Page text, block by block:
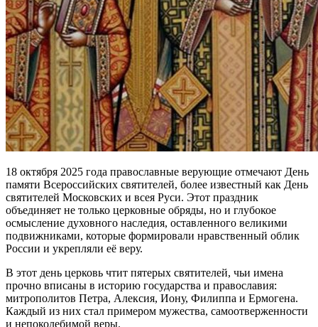
18 октября 2025 года православные верующие отмечают День
памяти Всероссийских святителей, более известный как День
святителей Московских и всея Руси. Этот праздник
объединяет не только церковные обряды, но и глубокое
осмысление духовного наследия, оставленного великими
подвижниками, которые формировали нравственный облик
России и укрепляли её веру.
В этот день церковь чтит пятерых святителей, чьи имена
прочно вписаны в историю государства и православия:
митрополитов Петра, Алексия, Иону, Филиппа и Ермогена.
Каждый из них стал примером мужества, самоотверженности
и непоколебимой веры.